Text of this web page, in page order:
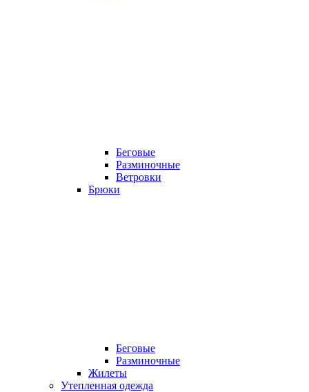
Беговые
Разминочные
Ветровки
Брюки
Беговые
Разминочные
Жилеты
Утепленная одежда